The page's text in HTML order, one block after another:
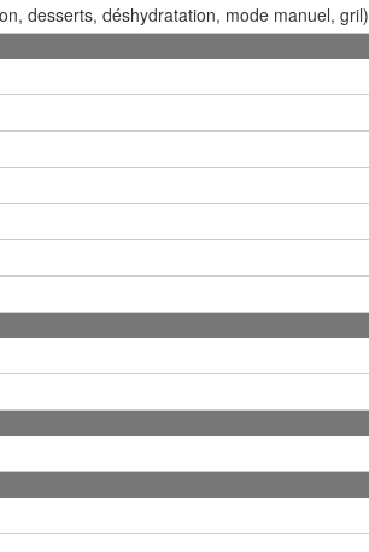
desserts, déshydratation, mode manuel, gril)